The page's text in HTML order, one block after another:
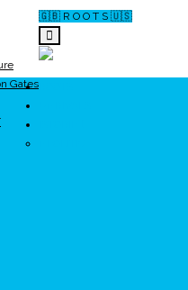
🇬🇧 R O O T S 🇺🇸
Gates